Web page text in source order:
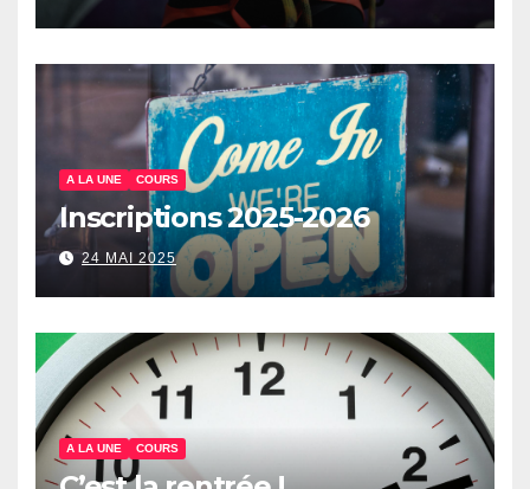
A LA UNE COURS
Inscriptions 2025-2026
24 MAI 2025
A LA UNE COURS